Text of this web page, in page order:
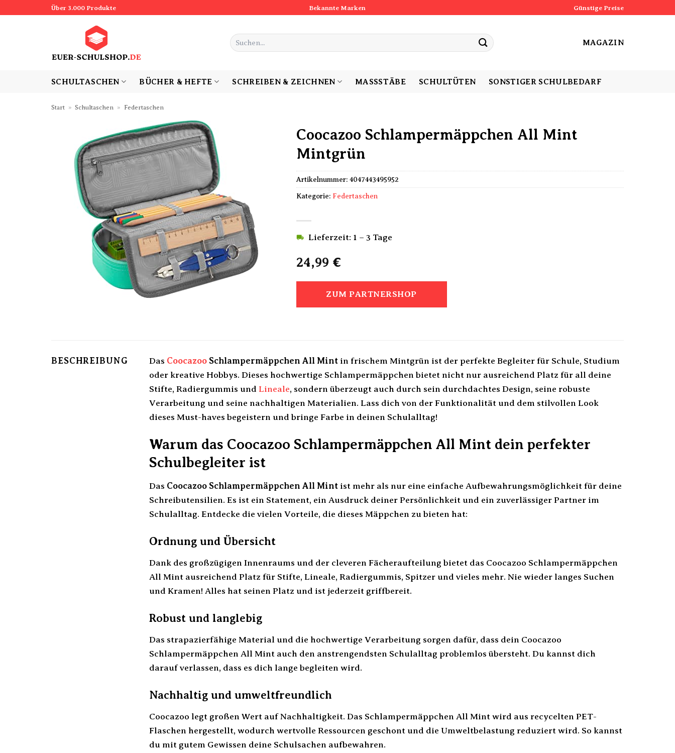
Über 3.000 Produkte Bekannte Marken Günstige Preise
Suchen
nach:
MAGAZIN
SCHULTASCHEN BÜCHER & HEFTE SCHREIBEN & ZEICHNEN MASSSTÄBE SCHULTÜTEN SONSTIGER SCHULBEDARF
Start » Schultaschen » Federtaschen
Coocazoo Schlampermäppchen All Mint
Mintgrün
24,99 €
Lieferzeit: 1 – 3 Tage
ZUM PARTNERSHOP
Artikelnummer: 4047443495952
Kategorie: Federtaschen
BESCHREIBUNG Das Coocazoo Schlampermäppchen All Mint in frischem Mintgrün ist der perfekte Begleiter für Schule, Studium
oder kreative Hobbys. Dieses hochwertige Schlampermäppchen bietet nicht nur ausreichend Platz für all deine
Stifte, Radiergummis und Lineale, sondern überzeugt auch durch sein durchdachtes Design, seine robuste
Verarbeitung und seine nachhaltigen Materialien. Lass dich von der Funktionalität und dem stilvollen Look
dieses Must-haves begeistern und bringe Farbe in deinen Schulalltag!
Warum das Coocazoo Schlampermäppchen All Mint dein perfekter
Schulbegleiter ist
Das Coocazoo Schlampermäppchen All Mint ist mehr als nur eine einfache Aufbewahrungsmöglichkeit für deine
Schreibutensilien. Es ist ein Statement, ein Ausdruck deiner Persönlichkeit und ein zuverlässiger Partner im
Schulalltag. Entdecke die vielen Vorteile, die dieses Mäppchen zu bieten hat:
Ordnung und Übersicht
Dank des großzügigen Innenraums und der cleveren Fächeraufteilung bietet das Coocazoo Schlampermäppchen
All Mint ausreichend Platz für Stifte, Lineale, Radiergummis, Spitzer und vieles mehr. Nie wieder langes Suchen
und Kramen! Alles hat seinen Platz und ist jederzeit griffbereit.
Robust und langlebig
Das strapazierfähige Material und die hochwertige Verarbeitung sorgen dafür, dass dein Coocazoo
Schlampermäppchen All Mint auch den anstrengendsten Schulalltag problemlos übersteht. Du kannst dich
darauf verlassen, dass es dich lange begleiten wird.
Nachhaltig und umweltfreundlich
Coocazoo legt großen Wert auf Nachhaltigkeit. Das Schlampermäppchen All Mint wird aus recycelten PET-
Flaschen hergestellt, wodurch wertvolle Ressourcen geschont und die Umweltbelastung reduziert wird. So kannst
du mit gutem Gewissen deine Schulsachen aufbewahren.